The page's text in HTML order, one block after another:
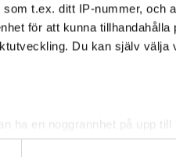
som t.ex. ditt IP-nummer, och
för att kunna tillhandahålla
Du kan själv välja
ha en noggrannhet på upp till
kännetecken